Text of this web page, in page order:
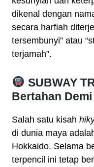
dikenal dengan
secara harfiah
tersembunyi” atau
terjamah”.
SUBWAY
Bertahan
Salah satu kisah
di dunia maya
Hokkaido. Selama
terpencil ini tetap